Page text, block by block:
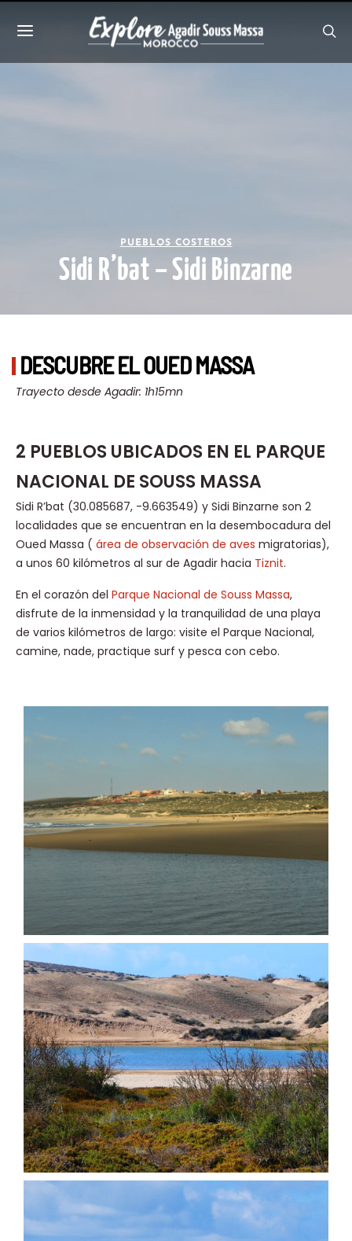
PUEBLOS COSTEROS
Sidi R’bat – Sidi Binzarne
DESCUBRE EL OUED MASSA
Trayecto desde Agadir: 1h15mn
2 PUEBLOS UBICADOS EN EL PARQUE
NACIONAL DE SOUSS MASSA
Sidi R’bat (30.085687, -9.663549) y Sidi Binzarne son 2
localidades que se encuentran en la desembocadura del
Oued Massa ( área de observación de aves migratorias),
a unos 60 kilómetros al sur de Agadir hacia Tiznit.
En el corazón del Parque Nacional de Souss Massa,
disfrute de la inmensidad y la tranquilidad de una playa
de varios kilómetros de largo: visite el Parque Nacional,
camine, nade, practique surf y pesca con cebo.